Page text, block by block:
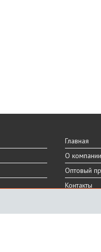
Главная
О компании
Оптовый
Контакты